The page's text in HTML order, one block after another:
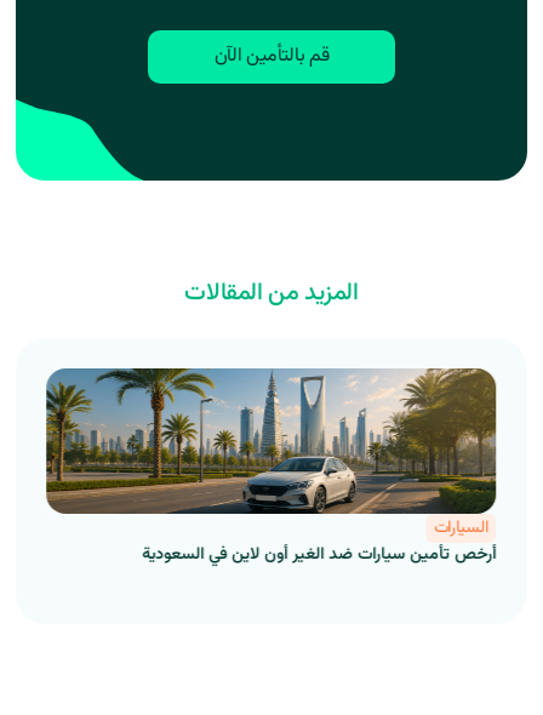
قم بالتأمين الآن
المزيد من المقالات
السيارات
أرخص تأمين سيارات ضد الغير أون لاين في السعودية